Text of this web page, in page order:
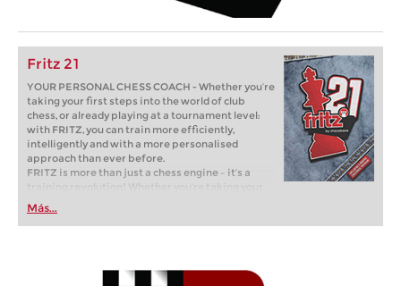
Fritz 21
YOUR PERSONAL CHESS COACH - Whether you’re
taking your first steps into the world of club
chess, or already playing at a tournament level:
with FRITZ, you can train more efficiently,
intelligently and with a more personalised
approach than ever before.
FRITZ is more than just a chess engine – it’s a
training revolution! Whether you’re taking your
first steps into the world of club chess, or already
playing at a tournament level: with FRITZ, you can
train more efficiently, intelligently and with a
Más...